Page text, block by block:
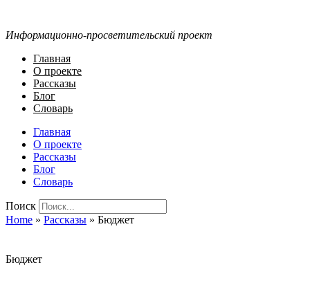
Информационно-просветительский проект
Главная
О проекте
Рассказы
Блог
Словарь
Главная
О проекте
Рассказы
Блог
Словарь
Поиск
Home » Рассказы » Бюджет
Бюджет